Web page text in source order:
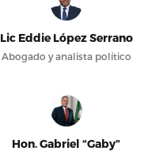
Lic Eddie López Serrano
Abogado y analista político
Hon. Gabriel “Gaby”